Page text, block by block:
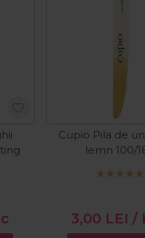
Cupio Pila de
lemn 100/
3,00 LEI /